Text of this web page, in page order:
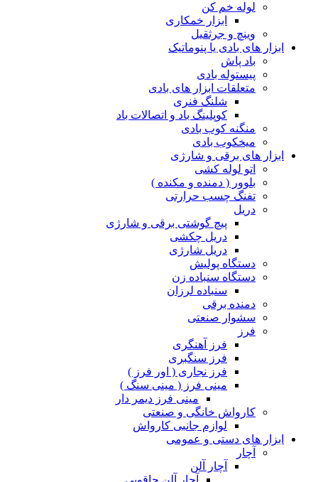
لوله خم کن
ابزار خمکاری
وینچ و جرثقیل
ابزار های بادی یا پنوماتیک
باد پاش
پیستوله بادی
متعلقات ابزار های بادی
شلنگ فنری
کوپلینگ باد و اتصالات باد
منگنه کوب بادی
میخکوب بادی
ابزار های برقی و شارژی
اتو لوله کشی
بلوور ( دمنده و مکنده )
تفنگ چسب حرارتی
دریل
پیچ گوشتی برقی و شارژی
دریل چکشی
دریل شارژی
دستگاه پولیش
دستگاه سنباده زن
سنباده لرزان
دمنده برقی
سشوار صنعتی
فرز
فرز آهنگری
فرز سنگبری
فرز نجاری ( اور فرز )
مینی فرز ( مینی سنگ )
مینی فرز دیمر دار
کارواش خانگی و صنعتی
لوازم جانبی کارواش
ابزار های دستی و عمومی
آچار
آچار آلن
آچار آلن چاقویی